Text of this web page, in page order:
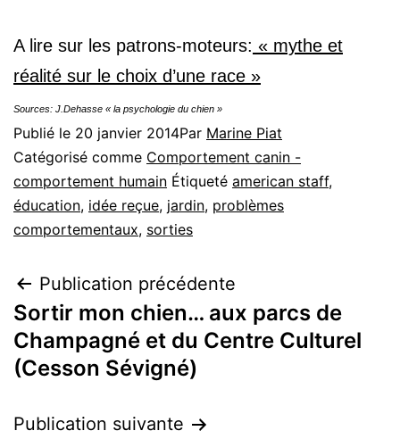
A lire sur les patrons-moteurs: « mythe et
réalité sur le choix d’une race »
Sources: J.Dehasse « la psychologie du chien »
Publié le 20 janvier 2014Par Marine Piat
Catégorisé comme Comportement canin -
comportement humain Étiqueté american staff,
éducation, idée reçue, jardin, problèmes
comportementaux, sorties
Navigation
de
l’article
Publication précédente
Sortir mon chien… aux parcs de
Champagné et du Centre Culturel
(Cesson Sévigné)
Publication suivante